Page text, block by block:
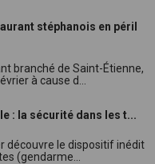
stéphanois en péril
branché de Saint-Étienne,
à cause d...
: la sécurité dans les t...
découvre le dispositif inédit
(gendarme...